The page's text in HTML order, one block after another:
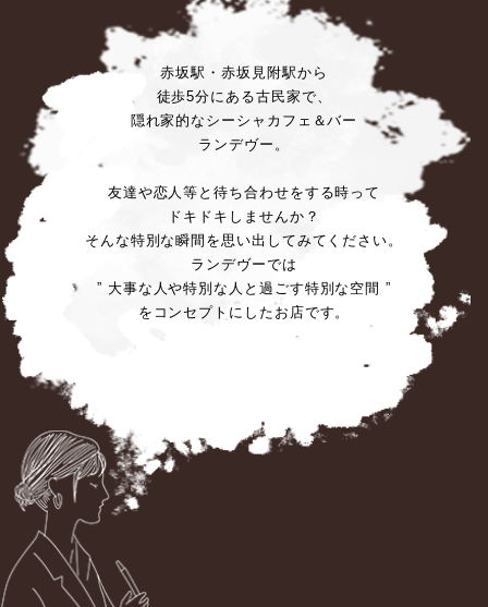
赤坂駅・赤坂見附駅から
徒歩5分にある古民家で、
隠れ家的なシーシャカフェ＆バー
ランデヴー。
友達や恋人等と待ち合わせをする時って
ドキドキしませんか？
そんな特別な瞬間を思い出してみてください。
ランデヴーでは
” 大事な人や特別な人と過ごす特別な空間 ”
をコンセプトにしたお店です。